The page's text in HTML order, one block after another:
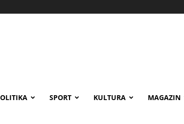
SPORT KULTURA MAGAZIN